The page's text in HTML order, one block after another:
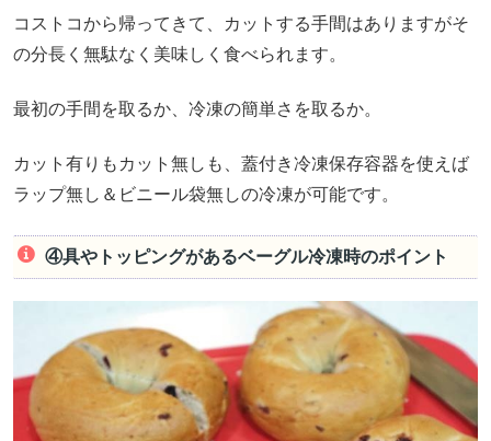
コストコから帰ってきて、カットする手間はありますがそ
の分長く無駄なく美味しく食べられます。
最初の手間を取るか、冷凍の簡単さを取るか。
カット有りもカット無しも、蓋付き冷凍保存容器を使えば
ラップ無し＆ビニール袋無しの冷凍が可能です。
④具やトッピングがあるベーグル冷凍時のポイント